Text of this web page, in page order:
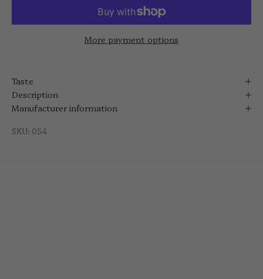
More payment options
Taste
Description
Manufacturer information
SKU: 054